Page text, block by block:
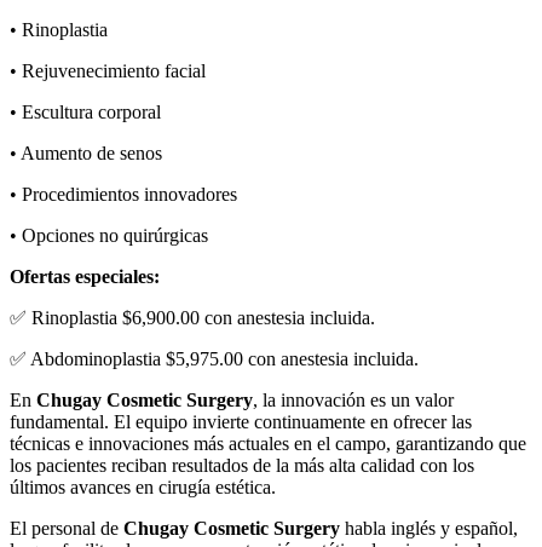
• Rinoplastia
• Rejuvenecimiento facial
• Escultura corporal
• Aumento de senos
• Procedimientos innovadores
• Opciones no quirúrgicas
Ofertas especiales:
✅ Rinoplastia $6,900.00 con anestesia incluida.
✅ Abdominoplastia $5,975.00 con anestesia incluida.
En Chugay Cosmetic Surgery, la innovación es un valor
fundamental. El equipo invierte continuamente en ofrecer las
técnicas e innovaciones más actuales en el campo, garantizando que
los pacientes reciban resultados de la más alta calidad con los
últimos avances en cirugía estética.
El personal de Chugay Cosmetic Surgery habla inglés y español,